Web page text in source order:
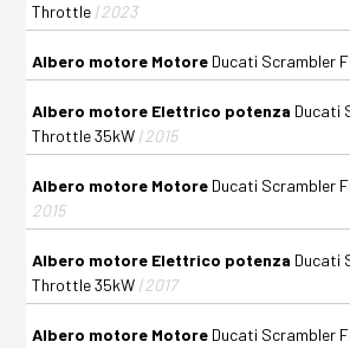
Throttle | 2023
Albero motore Motore Ducati Scrambler
Albero motore Elettrico potenza Ducati
Throttle 35kW | 2015
Albero motore Motore Ducati Scrambler
2015
Albero motore Elettrico potenza Ducati
Throttle 35kW | 2017
Albero motore Motore Ducati Scrambler